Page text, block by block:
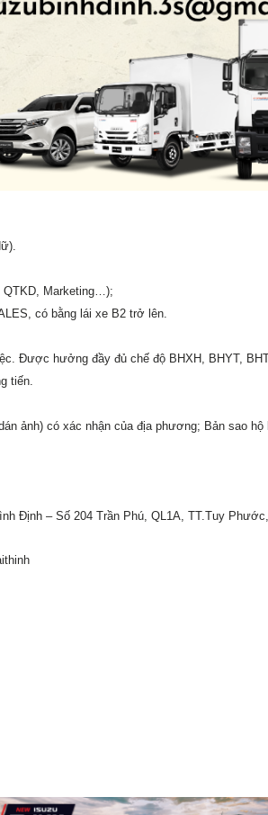
QTKD, Marketing…);
có bằng lái xe B2 trở lên.
Được hưởng đầy đủ chế độ BHXH, BHYT,
tiến.
ảnh) có xác nhận của địa phương; Bản sao hộ
Định – Số 204 Trần Phú, QL1A, TT.Tuy